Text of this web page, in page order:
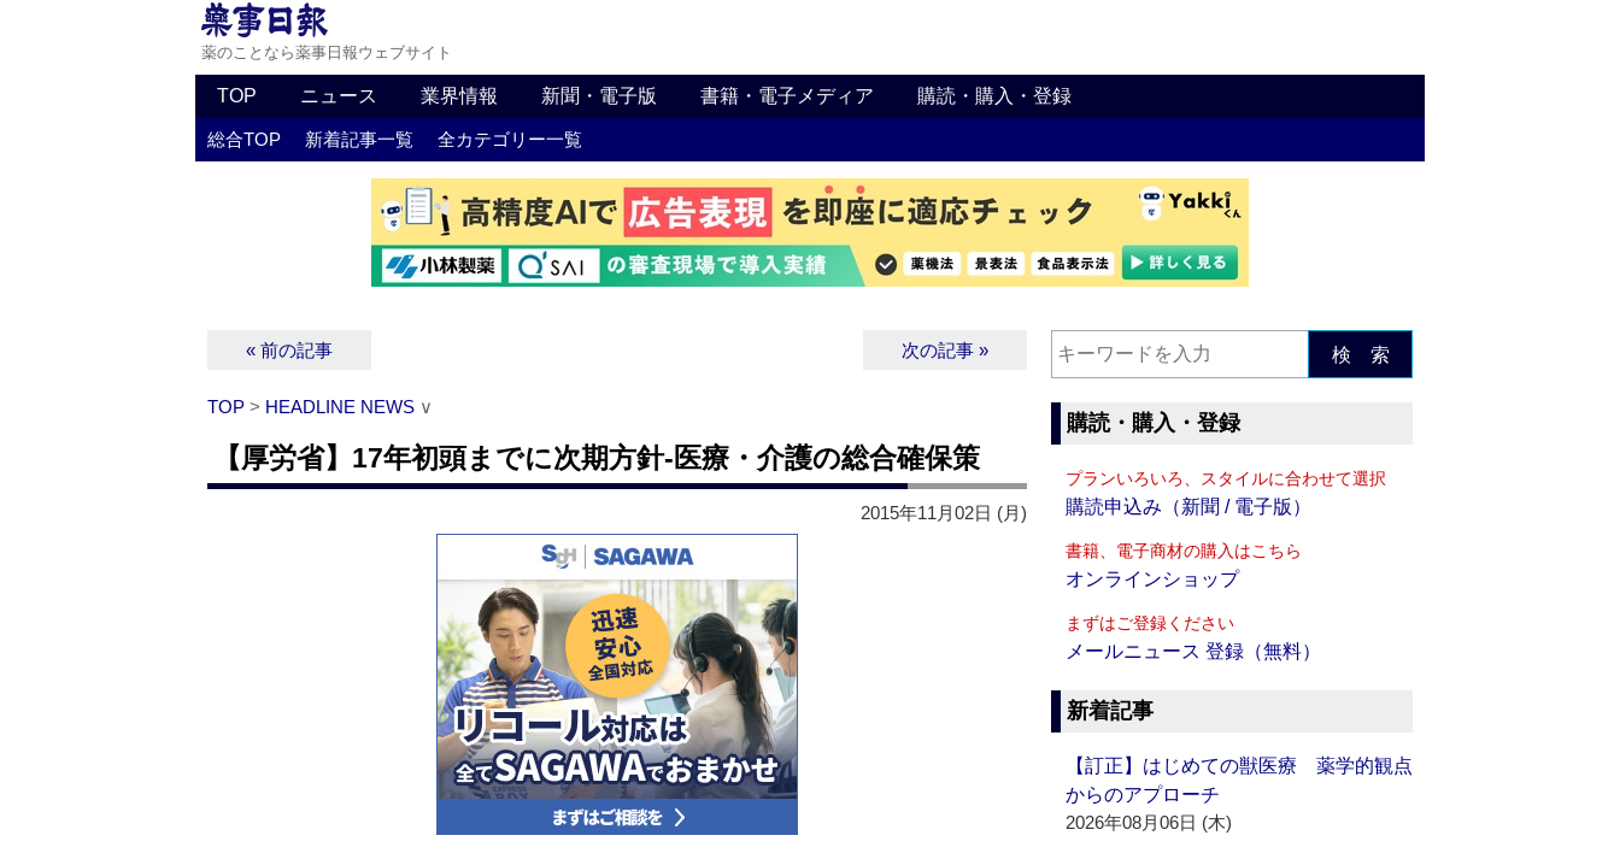
薬のことなら薬事日報ウェブサイト
TOP ニュース 業界情報 新聞・電子版 書籍・電子メディア 購読・購入・登録
総合TOP 新着記事一覧 全カテゴリー一覧
« 前の記事 次の記事 »
TOP > HEADLINE NEWS ∨
【厚労省】17年初頭までに次期方針‐医療・介護の総合確保策
2015年11月02日 (月)
検 索
購読・購入・登録
プランいろいろ、スタイルに合わせて選択
購読申込み（新聞 / 電子版）
書籍、電子商材の購入はこちら
オンラインショップ
まずはご登録ください
メールニュース 登録（無料）
新着記事
【訂正】はじめての獣医療 薬学的観点
からのアプローチ
2026年08月06日 (木)